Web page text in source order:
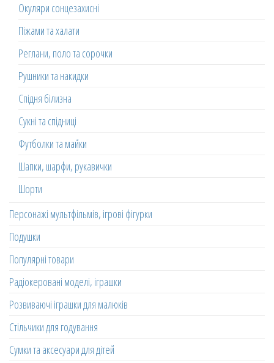
Окуляри сонцезахисні
Піжами та халати
Реглани, поло та сорочки
Рушники та накидки
Спідня білизна
Сукні та спідниці
Футболки та майки
Шапки, шарфи, рукавички
Шорти
Персонажі мультфільмів, ігрові фігурки
Подушки
Популярні товари
Радіокеровані моделі, іграшки
Розвиваючі іграшки для малюків
Стільчики для годування
Сумки та аксесуари для дітей